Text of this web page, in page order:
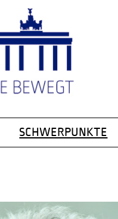
SCHWERPUNKTE
MULTIPLE SKLEROSE